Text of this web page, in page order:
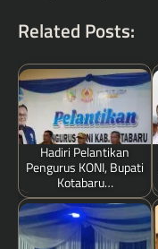
Related Posts:
Hadiri Pelantikan
Pengurus KONI, Bupati
Kotabaru…